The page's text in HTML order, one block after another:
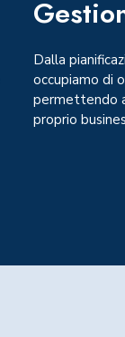
Dalla
occupiamo di
permettendo
proprio